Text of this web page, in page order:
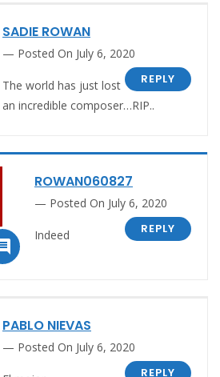
SADIE ROWAN
Posted On July 6, 2020
REPLY
The world has just lost
an incredible composer…RIP..
ROWAN060827
Posted On July 6, 2020
REPLY
Indeed
PABLO NIEVAS
Posted On July 6, 2020
REPLY